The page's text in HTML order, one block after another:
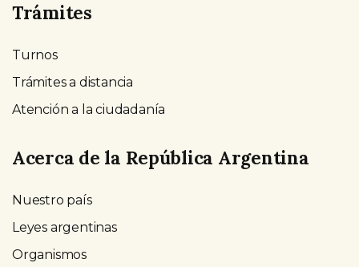
Trámites
Turnos
Trámites a distancia
Atención a la ciudadanía
Acerca de la República Argentina
Nuestro país
Leyes argentinas
Organismos